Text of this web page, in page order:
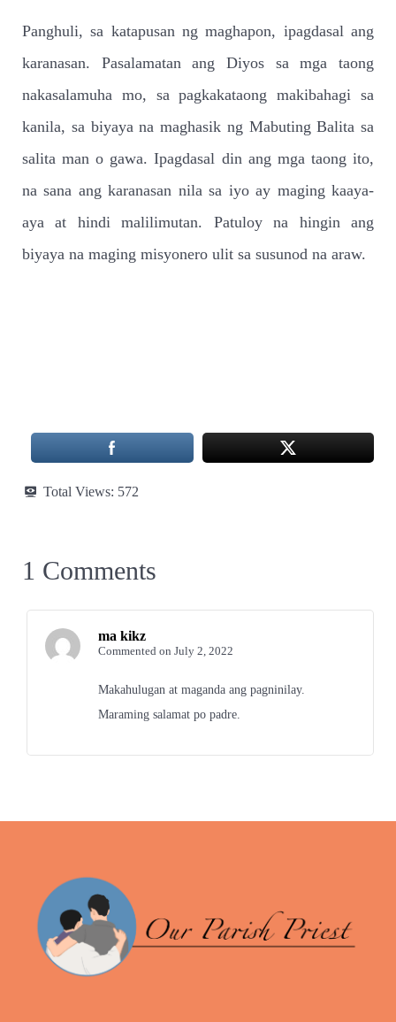
Panghuli, sa katapusan ng maghapon, ipagdasal ang
karanasan. Pasalamatan ang Diyos sa mga taong
nakasalamuha mo, sa pagkakataong makibahagi sa
kanila, sa biyaya na maghasik ng Mabuting Balita sa
salita man o gawa. Ipagdasal din ang mga taong ito,
na sana ang karanasan nila sa iyo ay maging kaaya-
aya at hindi malilimutan. Patuloy na hingin ang
biyaya na maging misyonero ulit sa susunod na araw.
Total Views: 572
1 Comments
ma kikz
Commented on July 2, 2022
Makahulugan at maganda ang pagninilay.
Maraming salamat po padre.